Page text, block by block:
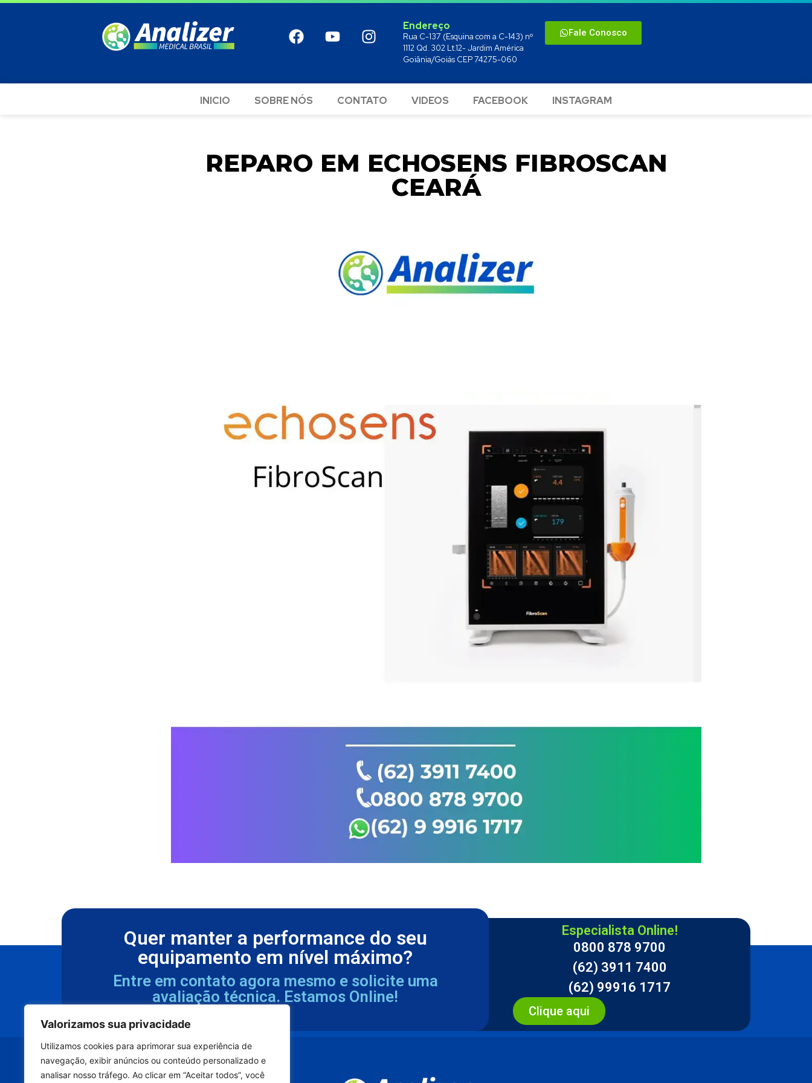
Valorizamos sua privacidade
Utilizamos cookies para aprimorar sua experiência de
navegação, exibir anúncios ou conteúdo personalizado e
analisar nosso tráfego. Ao clicar em “Aceitar todos”, você
Endereço
Rua C-137 (Esquina com a C-143) nº
1112 Qd. 302 Lt.12- Jardim América
Goiânia/Goiás CEP 74275-060
Fale Conosco
INICIO SOBRE NÓS CONTATO VIDEOS FACEBOOK INSTAGRAM
REPARO EM ECHOSENS FIBROSCAN
CEARÁ
Quer manter a performance do seu
equipamento em nível máximo?
Entre em contato agora mesmo e solicite uma
avaliação técnica. Estamos Online!
Especialista Online!
0800 878 9700
(62) 3911 7400
(62) 99916 1717
Clique aqui